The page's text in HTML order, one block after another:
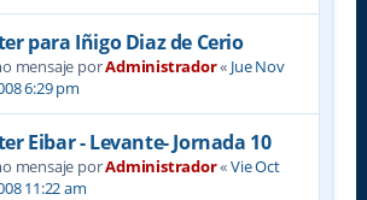
para Iñigo Diaz de Cerio
mensaje porAdministrador« Jue Nov
6:29 pm
Eibar - Levante- Jornada 10
mensaje porAdministrador«Vie Oct
11:22 am